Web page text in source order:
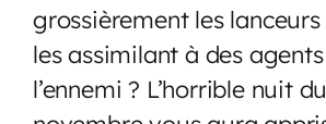
grossièrement les lanceurs
les assimilant à des
l’ennemi ? L’horrible nuit